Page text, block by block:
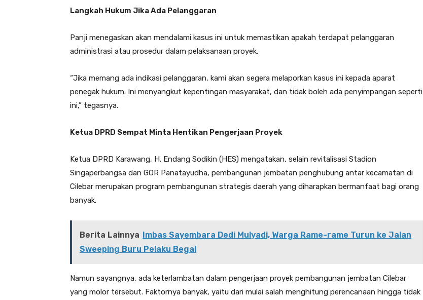
Langkah Hukum Jika Ada Pelanggaran
Panji menegaskan akan mendalami kasus ini untuk memastikan apakah terdapat pelanggaran
administrasi atau prosedur dalam pelaksanaan proyek.
“Jika memang ada indikasi pelanggaran, kami akan segera melaporkan kasus ini kepada aparat
penegak hukum. Ini menyangkut kepentingan masyarakat, dan tidak boleh ada penyimpangan seperti
ini,” tegasnya.
Ketua DPRD Sempat Minta Hentikan Pengerjaan Proyek
Ketua DPRD Karawang, H. Endang Sodikin (HES) mengatakan, selain revitalisasi Stadion
Singaperbangsa dan GOR Panatayudha, pembangunan jembatan penghubung antar kecamatan di
Cilebar merupakan program pembangunan strategis daerah yang diharapkan bermanfaat bagi orang
banyak.
Berita Lainnya Imbas Sayembara Dedi Mulyadi, Warga Rame-rame Turun ke Jalan
Sweeping Buru Pelaku Begal
Namun sayangnya, ada keterlambatan dalam pengerjaan proyek pembangunan jembatan Cilebar
yang molor tersebut. Faktornya banyak, yaitu dari mulai salah menghitung perencanaan hingga tidak